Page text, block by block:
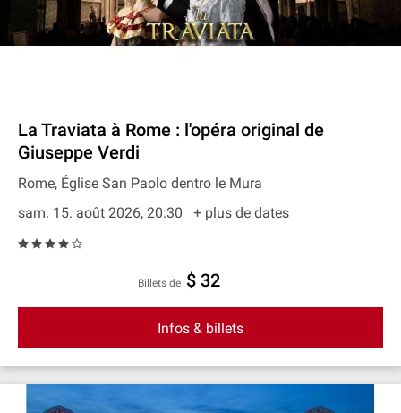
La Traviata à Rome : l'opéra original de
Giuseppe Verdi
Rome, Église San Paolo dentro le Mura
sam. 15. août 2026, 20:30
+ plus de dates
Billets de $ 32
Infos & billets